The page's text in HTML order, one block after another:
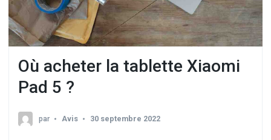
Où acheter la tablette Xiaomi
Pad 5 ?
par Avis 30 septembre 2022